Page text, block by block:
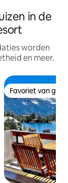
in de
worden
en meer.
Favoriet van
Favoriet van